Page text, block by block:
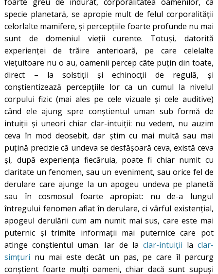
specie planetară, se apropie mult de felul corporalităţii
celorlalte mamifere, şi percepţiile foarte profunde nu mai
sunt de domeniul vieţii curente. Totuşi, datorită
experienţei de trăire anterioară, pe care celelalte
vieţuitoare nu o au, oamenii percep câte puţin din toate,
direct – la solstiţii şi echinocţii de regulă, și
conștientizează percepţiile lor ca un cumul la nivelul
corpului fizic (mai ales pe cele vizuale și cele auditive)
când ele ajung spre conştientul uman sub formă de
intuiţii şi uneori chiar clar-intuiţii: nu vedem, nu auzim
ceva în mod deosebit, dar ştim cu mai multă sau mai
puțină precizie că undeva se desfăşoară ceva, există ceva
şi, după experienţa fiecăruia, poate fi chiar numit cu
claritate un fenomen, sau un eveniment, sau orice fel de
derulare care ajunge la un apogeu undeva pe planetă
sau în cosmosul foarte apropiat: nu de-a lungul
întregului fenomen aflat în derulare, ci vârful existențial,
apogeul derulării cum am numit mai sus, care este mai
puternic și trimite informații mai puternice care pot
atinge conștientul uman. Iar de la clar-intuiții la clar-
simțuri nu mai este decât un pas, pe care îl parcurg
conștient foarte mulți oameni, chiar dacă sunt supuși